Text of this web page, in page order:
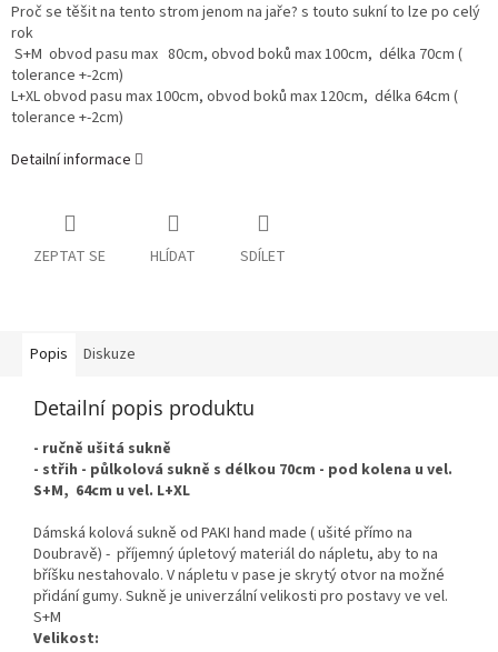
Proč se těšit na tento strom jenom na jaře? s touto sukní to lze po celý
rok
​ S+M obvod pasu max 80cm, obvod boků max 100cm, délka 70cm (
tolerance +-2cm)
L+XL obvod pasu max 100cm, obvod boků max 120cm, délka 64cm (
tolerance +-2cm)
Detailní informace
ZEPTAT SE HLÍDAT SDÍLET
Popis Diskuze
Detailní popis produktu
- ručně ušitá sukně
- střih - půlkolová sukně s délkou 70cm - pod kolena u vel.
S+M, 64cm u vel. L+XL
Dámská kolová sukně od PAKI hand made ( ušité přímo na
Doubravě) - příjemný úpletový materiál do nápletu, aby to na
bříšku nestahovalo. V nápletu v pase je skrytý otvor na možné
přidání gumy. Sukně je univerzální velikosti pro postavy ve vel.
S+M
Velikost: